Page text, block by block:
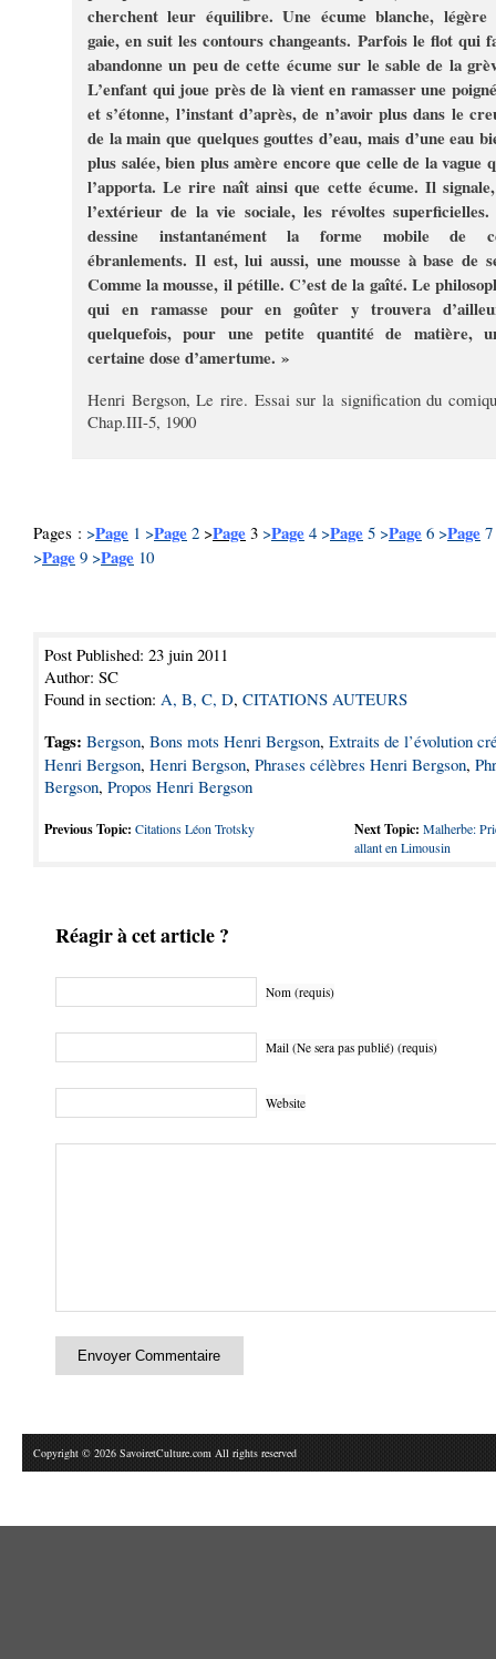
cherchent leur équilibre. Une écume blanche, légère
gaie, en suit les contours changeants. Parfois le flot qui
abandonne un peu de cette écume sur le sable de la
L’enfant qui joue près de là vient en ramasser une
et s’étonne, l’instant d’après, de n’avoir plus dans le
de la main que quelques gouttes d’eau, mais d’une eau
plus salée, bien plus amère encore que celle de la vague
l’apporta. Le rire naît ainsi que cette écume. Il
l’extérieur de la vie sociale, les révoltes
dessine instantanément la forme mobile de
ébranlements. Il est, lui aussi, une mousse à base de
Comme la mousse, il pétille. C’est de la gaîté. Le
qui en ramasse pour en goûter y trouvera
quelquefois, pour une petite quantité de matière,
certaine dose d’amertume. »
Henri Bergson, Le rire. Essai sur la signification du
Chap.III-5, 1900
Pages : >Page 1 >Page 2 >Page 3 >Page 4 >Page 5 >Page 6 >Page 7
>Page 9 >Page 10
Post Published: 23 juin 2011
Author: SC
Found in section: A, B, C, D, CITATIONS AUTEURS
Tags: Bergson, Bons mots Henri Bergson, Extraits de l’évolution
Henri Bergson, Henri Bergson, Phrases célèbres Henri Bergson,
Bergson, Propos Henri Bergson
Previous Topic: Citations Léon Trotsky Next Topic: Malherbe:
allant en Limousin
Réagir à cet article ?
Nom (requis)
Mail (Ne sera pas publié) (requis)
Website
Copyright © 2026 SavoiretCulture.com All rights reserved